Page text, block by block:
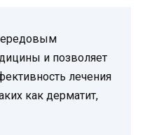
и позволяет
лечения
как дерматит,